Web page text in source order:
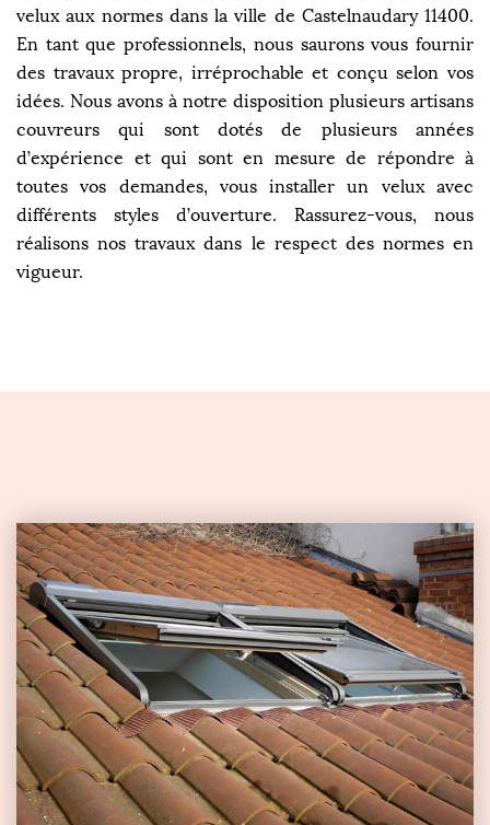
velux aux normes dans la ville de Castelnaudary 11400.
En tant que professionnels, nous saurons vous fournir
des travaux propre, irréprochable et conçu selon vos
idées. Nous avons à notre disposition plusieurs artisans
couvreurs qui sont dotés de plusieurs années
d’expérience et qui sont en mesure de répondre à
toutes vos demandes, vous installer un velux avec
différents styles d’ouverture. Rassurez-vous, nous
réalisons nos travaux dans le respect des normes en
vigueur.